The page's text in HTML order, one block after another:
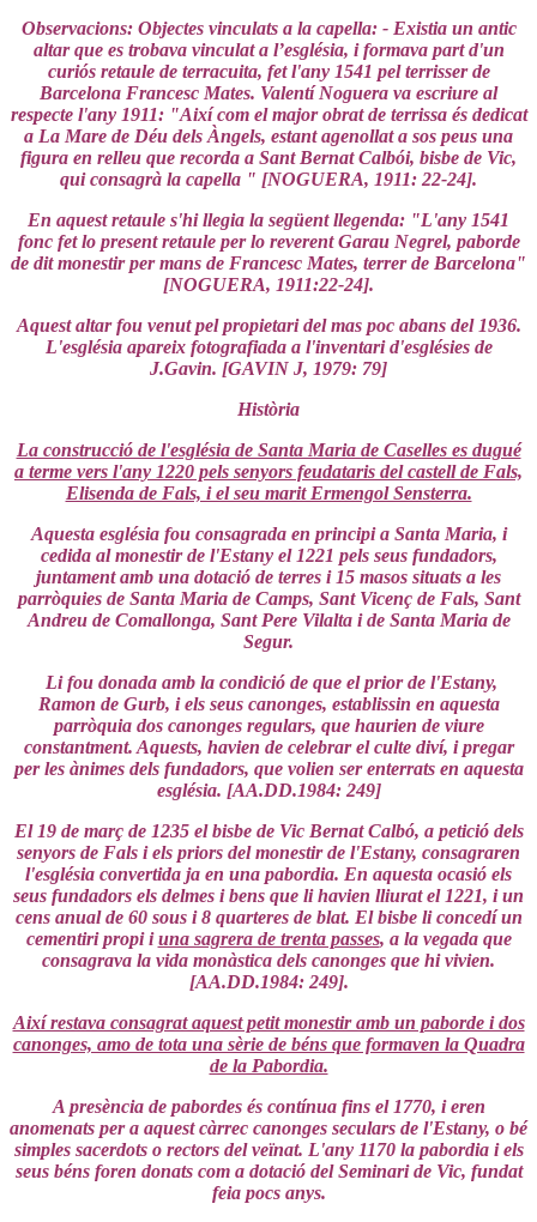
Observacions: Objectes vinculats a la capella: - Existia un antic
altar que es trobava vinculat a l’església, i formava part d'un
curiós retaule de terracuita, fet l'any 1541 pel terrisser de
Barcelona Francesc Mates. Valentí Noguera va escriure al
respecte l'any 1911: "Així com el major obrat de terrissa és dedicat
a La Mare de Déu dels Àngels, estant agenollat a sos peus una
figura en relleu que recorda a Sant Bernat Calbói, bisbe de Vic,
qui consagrà la capella " [NOGUERA, 1911: 22-24].
En aquest retaule s'hi llegia la següent llegenda: "L'any 1541
fonc fet lo present retaule per lo reverent Garau Negrel, paborde
de dit monestir per mans de Francesc Mates, terrer de Barcelona"
[NOGUERA, 1911:22-24].
Aquest altar fou venut pel propietari del mas poc abans del 1936.
L'església apareix fotografiada a l'inventari d'esglésies de
J.Gavin. [GAVIN J, 1979: 79]
Història
La construcció de l'església de Santa Maria de Caselles es dugué
a terme vers l'any 1220 pels senyors feudataris del castell de Fals,
Elisenda de Fals, i el seu marit Ermengol Sensterra.
Aquesta església fou consagrada en principi a Santa Maria, i
cedida al monestir de l'Estany el 1221 pels seus fundadors,
juntament amb una dotació de terres i 15 masos situats a les
parròquies de Santa Maria de Camps, Sant Vicenç de Fals, Sant
Andreu de Comallonga, Sant Pere Vilalta i de Santa Maria de
Segur.
Li fou donada amb la condició de que el prior de l'Estany,
Ramon de Gurb, i els seus canonges, establissin en aquesta
parròquia dos canonges regulars, que haurien de viure
constantment. Aquests, havien de celebrar el culte diví, i pregar
per les ànimes dels fundadors, que volien ser enterrats en aquesta
església. [AA.DD.1984: 249]
El 19 de març de 1235 el bisbe de Vic Bernat Calbó, a petició dels
senyors de Fals i els priors del monestir de l'Estany, consagraren
l'església convertida ja en una pabordia. En aquesta ocasió els
seus fundadors els delmes i bens que li havien lliurat el 1221, i un
cens anual de 60 sous i 8 quarteres de blat. El bisbe li concedí un
cementiri propi iuna sagrera de trenta passes, a la vegada que
consagrava la vida monàstica dels canonges que hi vivien.
[AA.DD.1984: 249].
Així restava consagrat aquest petit monestir amb un paborde i dos
canonges, amo de tota una sèrie de béns que formaven la Quadra
de la Pabordia.
A presència de pabordes és contínua fins el 1770, i eren
anomenats per a aquest càrrec canonges seculars de l'Estany, o bé
simples sacerdots o rectors del veïnat. L'any 1170 la pabordia i els
seus béns foren donats com a dotació del Seminari de Vic, fundat
feia pocs anys.